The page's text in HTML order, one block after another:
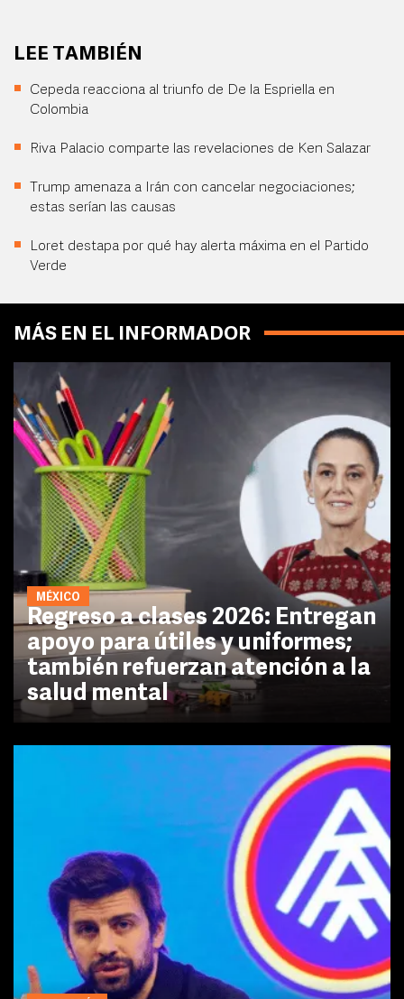
LEE TAMBIÉN
Cepeda reacciona al triunfo de De la Espriella en
Colombia
Riva Palacio comparte las revelaciones de Ken Salazar
Trump amenaza a Irán con cancelar negociaciones;
estas serían las causas
Loret destapa por qué hay alerta máxima en el Partido
Verde
MÁS EN EL INFORMADOR
MÉXICO
Regreso a clases 2026: Entregan
apoyo para útiles y uniformes;
también refuerzan atención a la
salud mental